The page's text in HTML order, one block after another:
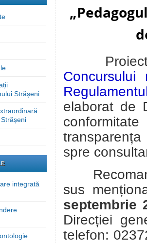
Strășeni
integrată
Concursului
elaborat de
spre
sus
septembrie
Direcției
telefon: